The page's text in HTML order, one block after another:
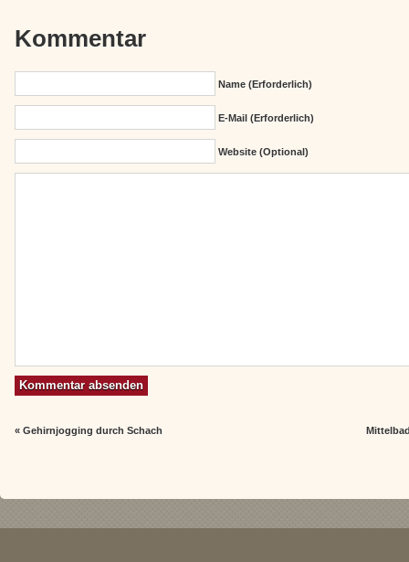
Kommentar
Name (erforderlich)
E-Mail (erforderlich)
Website (Optional)
«Gehirnjogging durch Schach